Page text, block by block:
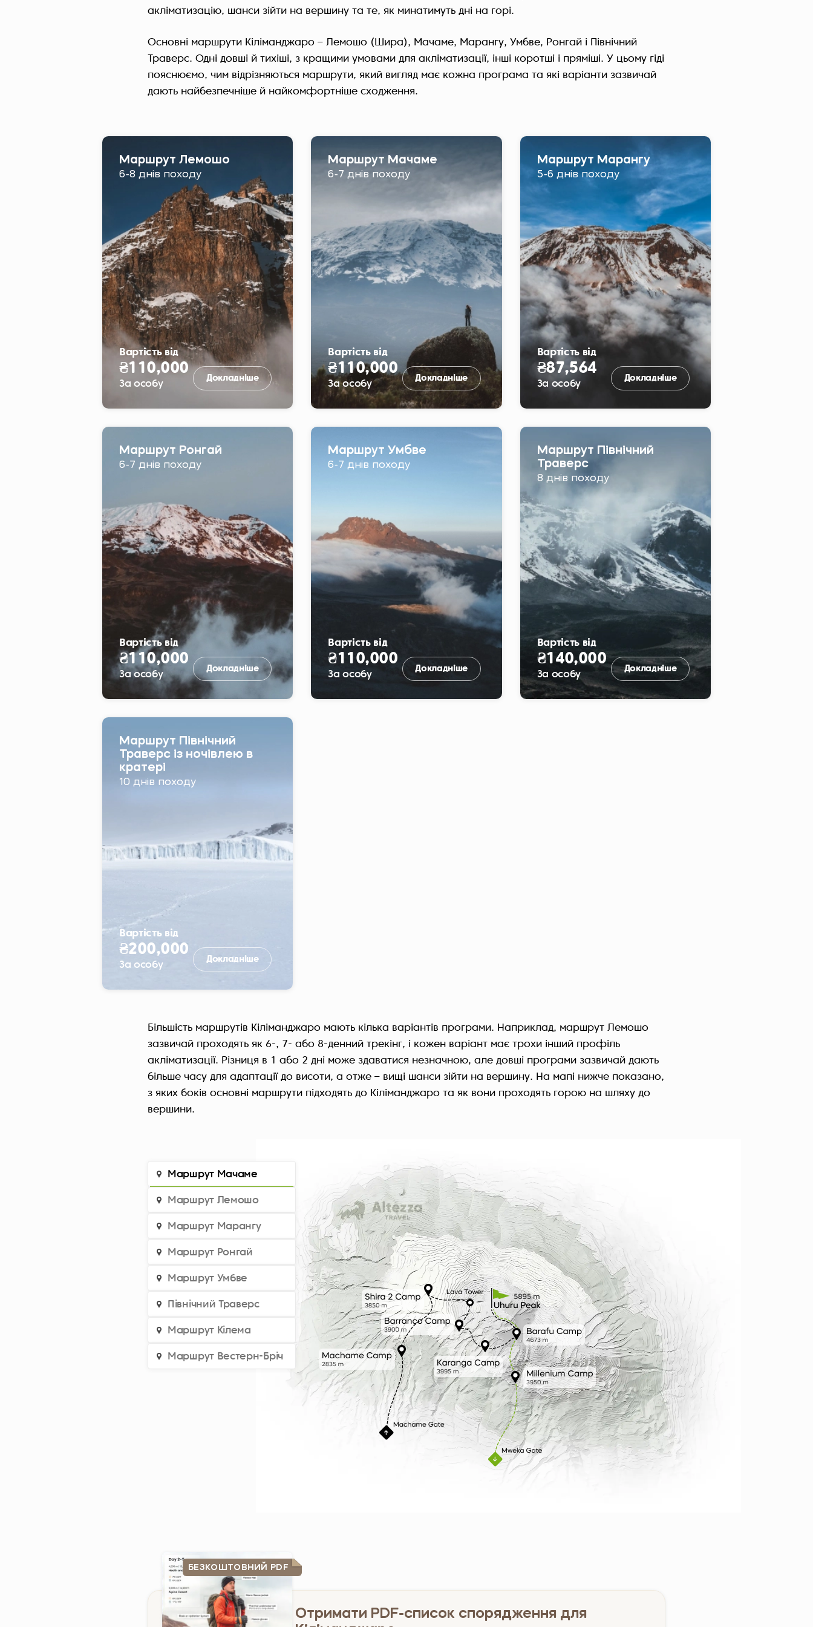
акліматизацію, шанси зійти на вершину та те, як минатимуть дні на горі.
Основні маршрути Кіліманджаро – Лемошо (Шира), Мачаме, Марангу, Умбве, Ронгай і Північний
Траверс. Одні довші й тихіші, з кращими умовами для акліматизації, інші коротші і пряміші. У цьому гіді
пояснюємо, чим відрізняються маршрути, який вигляд має кожна програма та які варіанти зазвичай
дають найбезпечніше й найкомфортніше сходження.
Маршрут Лемошо
6-8 днів походу
Вартість від
₴110,000
За особу
Докладніше
Маршрут Мачаме
6-7 днів походу
Вартість від
₴110,000
За особу
Докладніше
Маршрут Марангу
5-6 днів походу
Вартість від
₴87,564
За особу
Докладніше
Маршрут Ронгай
6-7 днів походу
Вартість від
₴110,000
За особу
Докладніше
Маршрут Умбве
6-7 днів походу
Вартість від
₴110,000
За особу
Докладніше
Маршрут Північний
Траверс
8 днів походу
Вартість від
₴140,000
За особу
Докладніше
Маршрут Північний
Траверс із ночівлею в
кратері
10 днів походу
Вартість від
₴200,000
За особу
Докладніше
Більшість маршрутів Кіліманджаро мають кілька варіантів програми. Наприклад, маршрут Лемошо
зазвичай проходять як 6-, 7- або 8-денний трекінг, і кожен варіант має трохи інший профіль
акліматизації. Різниця в 1 або 2 дні може здаватися незначною, але довші програми зазвичай дають
більше часу для адаптації до висоти, а отже – вищі шанси зійти на вершину. На мапі нижче показано,
з яких боків основні маршрути підходять до Кіліманджаро та як вони проходять горою на шляху до
вершини.
Маршрут Мачаме
Маршрут Лемошо
Маршрут Марангу
Маршрут Ронгай
Маршрут Умбве
Північний Траверс
Маршрут Кілема
Маршрут Вестерн-Бріч
БЕЗКОШТОВНИЙ PDF
Отримати PDF-список спорядження для